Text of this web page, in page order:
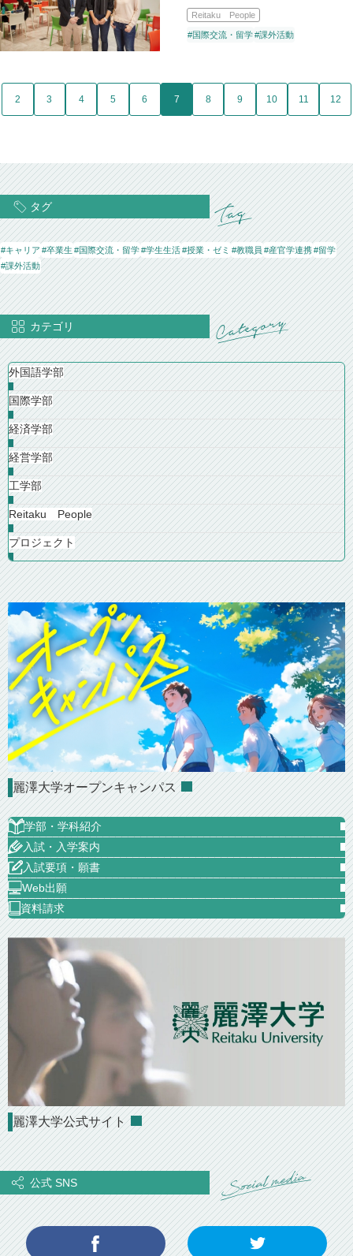
Reitaku People
#国際交流・留学 #課外活動
2 3 4 5 6 7 8 9 10 11 12
タグ
#キャリア #卒業生 #国際交流・留学#学生生活#授業・ゼミ #教職員 #産官学連携#留学
#課外活動
カテゴリ
外国語学部
国際学部
経済学部
経営学部
工学部
Reitaku People
プロジェクト
麗澤大学オープンキャンパス
学部・学科紹介
入試・入学案内
入試要項・願書
Web出願
資料請求
麗澤大学公式サイト
公式 SNS